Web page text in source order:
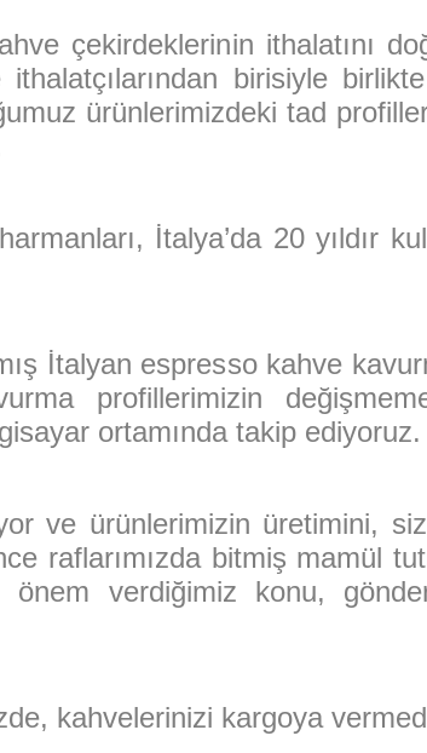
çekirdeklerinin ithalatını
birisiyle
ürünlerimizdeki tad
İtalya’da 20 yıldır
İtalyan espresso kahve
profillerimizin
ortamında takip ediyoruz.
ve ürünlerimizin üretimini,
raflarımızda bitmiş mamül
verdiğimiz konu,
kahvelerinizi kargoya